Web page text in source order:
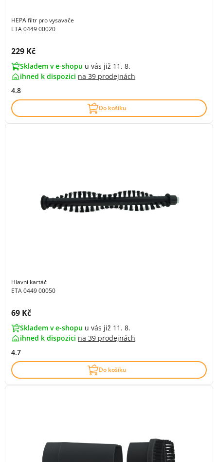
HEPA filtr pro vysavače
ETA 0449 00020
Cena s DPH:
229 Kč
Skladem v e-shopu u vás již 11. 8.
ihned k dispozici na 39 prodejnách
4.8
Do košíku
Hlavní kartáč
ETA 0449 00050
Cena s DPH:
69 Kč
Skladem v e-shopu u vás již 11. 8.
ihned k dispozici na 39 prodejnách
4.7
Do košíku